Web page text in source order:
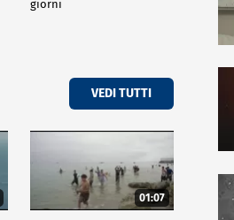
giorni
VEDI TUTTI
01:07